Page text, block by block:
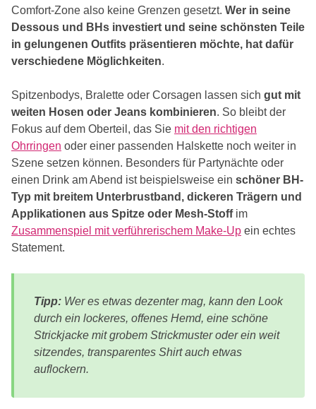
Comfort-Zone also keine Grenzen gesetzt. Wer in seine
Dessous und BHs investiert und seine schönsten Teile
in gelungenen Outfits präsentieren möchte, hat dafür
verschiedene Möglichkeiten.
Spitzenbodys, Bralette oder Corsagen lassen sich gut mit
weiten Hosen oder Jeans kombinieren. So bleibt der
Fokus auf dem Oberteil, das Sie mit den richtigen
Ohrringen oder einer passenden Halskette noch weiter in
Szene setzen können. Besonders für Partynächte oder
einen Drink am Abend ist beispielsweise ein schöner BH-
Typ mit breitem Unterbrustband, dickeren Trägern und
Applikationen aus Spitze oder Mesh-Stoffim
Zusammenspiel mit verführerischem Make-Up ein echtes
Statement.
Tipp: Wer es etwas dezenter mag, kann den Look
durch ein lockeres, offenes Hemd, eine schöne
Strickjacke mit grobem Strickmuster oder ein weit
sitzendes, transparentes Shirt auch etwas
auflockern.